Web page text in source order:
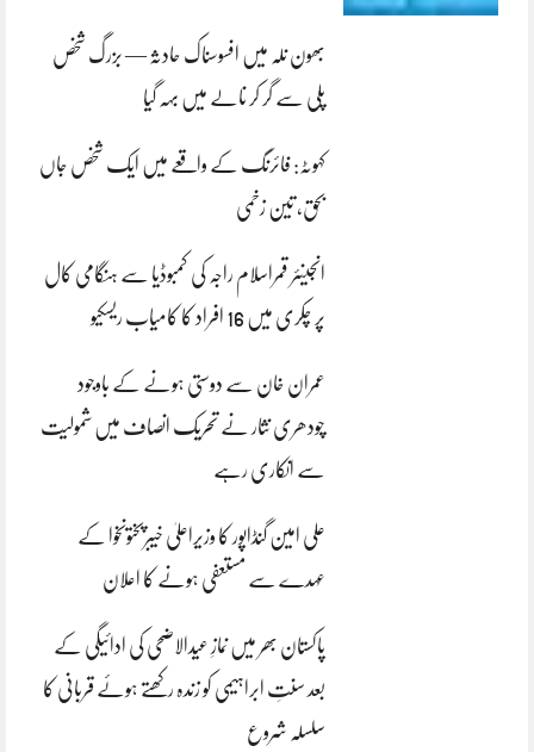
بھون نلہ میں افسوسناک حادثہ — بزرگ شخص
پلی سے گر کر نالے میں بہہ گیا
کہوٹہ: فائرنگ کے واقعے میں ایک شخص جاں
بحق، تین زخمی
انجینئر قمراسلام راجہ کی کمبوڈیا سے ہنگامی کال
پر چکری میں 16 افراد کا کامیاب ریسکیو
عمران خان سے دوستی ہونے کے باوجود
چودھری نثار نے تحریک انصاف میں شمولیت
سے انکاری رہے
علی امین گنڈاپور کا وزیراعلیٰ خیبرپختونخوا کے
عہدے سے مستعفی ہونے کا اعلان
پاکستان بھر میں نمازِ عیدالاضحی کی ادائیگی کے
بعد سنتِ ابراہیمی کو زندہ رکھتے ہوئے قربانی کا
سلسلہ شروع